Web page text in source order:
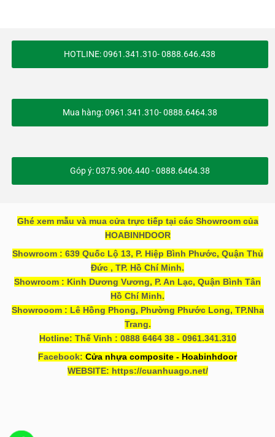
HOTLINE: 0961.341.310- 0888.646.438
Mua hàng: 0961.341.310- 0888.6464.38
Góp ý: 0375.906.440 - 0888.6464.38
Ghé xem mẫu và mua cửa trực tiếp tại các Showroom của
HOABINHDOOR
Showroom : 639 Quốc Lộ 13, P. Hiệp Bình Phước, Quận Thủ
Đức , TP. Hồ Chí Minh.
Showroom : Kinh Dương Vương, P. An Lạc, Quận Bình Tân
Hồ Chí Minh.
Showrooom : Lê Hồng Phong, Phường Phước Long, TP.Nha
Trang.
Hotline: Thế Vinh : 0888 6464 38 - 0961.341.310
Facebook: Cửa nhựa composite - Hoabinhdoor
WEBSITE: https://cuanhuago.net/